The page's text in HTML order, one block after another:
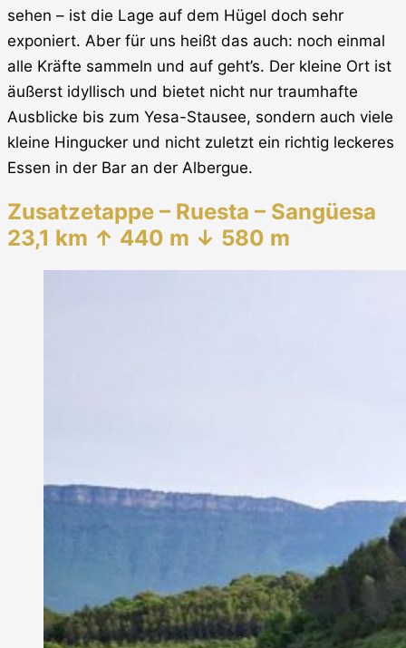
sehen – ist die Lage auf dem Hügel doch sehr
exponiert. Aber für uns heißt das auch: noch einmal
alle Kräfte sammeln und auf geht’s. Der kleine Ort ist
äußerst idyllisch und bietet nicht nur traumhafte
Ausblicke bis zum Yesa-Stausee, sondern auch viele
kleine Hingucker und nicht zuletzt ein richtig leckeres
Essen in der Bar an der Albergue.
Zusatzetappe – Ruesta – Sangüesa
23,1 km ↑ 440 m ↓ 580 m